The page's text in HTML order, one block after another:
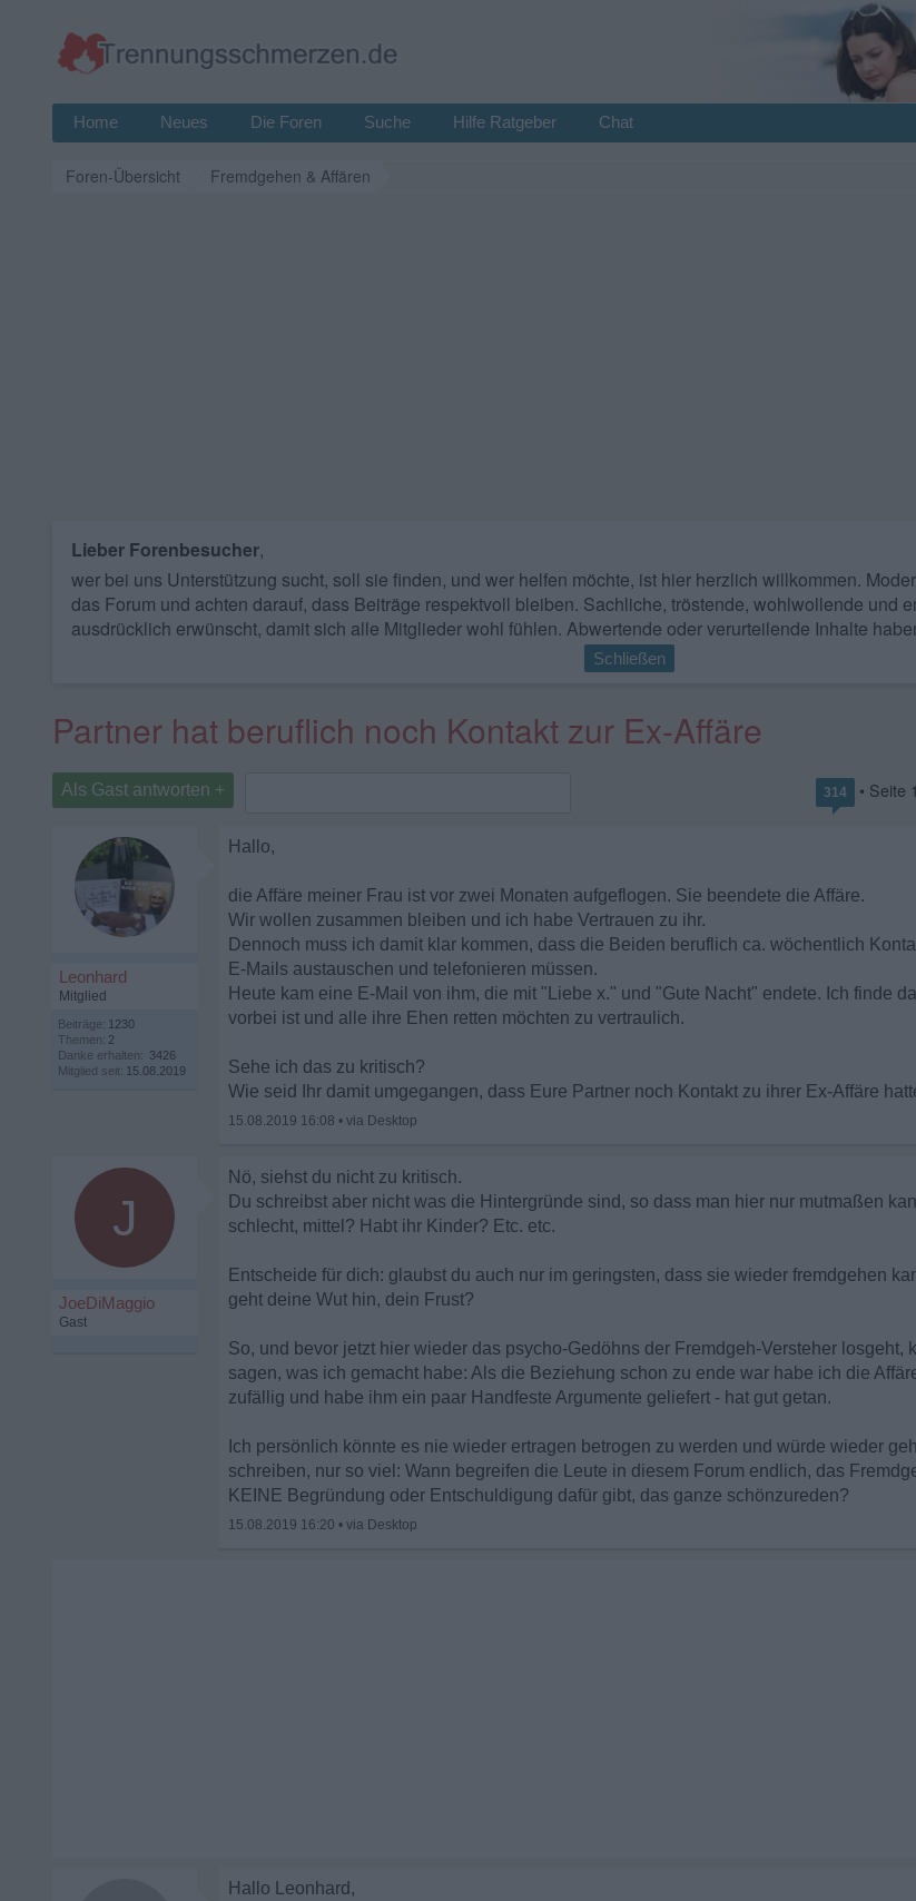
Home Neues Die Foren Suche Hilfe Ratgeber Chat
Foren-Übersicht Fremdgehen & Affären
Lieber Forenbesucher,
wer bei uns Unterstützung sucht, soll sie finden, und wer helfen möchte, ist hier herzlich willkommen.
das Forum und achten darauf, dass Beiträge respektvoll bleiben. Sachliche, tröstende, wohlwollende und
ausdrücklich erwünscht, damit sich alle Mitglieder wohl fühlen. Abwertende oder verurteilende Inhalte
Schließen
Partner hat beruflich noch Kontakt zur Ex-Affäre
Als Gast antworten + 314 • Seite 1
Leonhard
Mitglied
Beiträge: 1230
Themen: 2
Danke erhalten: 3426
Mitglied seit: 15.08.2019
Hallo,
die Affäre meiner Frau ist vor zwei Monaten aufgeflogen. Sie beendete die Affäre.
Wir wollen zusammen bleiben und ich habe Vertrauen zu ihr.
Dennoch muss ich damit klar kommen, dass die Beiden beruflich ca. wöchentlich
E-Mails austauschen und telefonieren müssen.
Heute kam eine E-Mail von ihm, die mit "Liebe x." und "Gute Nacht" endete. Ich finde
vorbei ist und alle ihre Ehen retten möchten zu vertraulich.
Sehe ich das zu kritisch?
Wie seid Ihr damit umgegangen, dass Eure Partner noch Kontakt zu ihrer Ex-Affäre
15.08.2019 16:08 •
J
JoeDiMaggio
Gast
Nö, siehst du nicht zu kritisch.
Du schreibst aber nicht was die Hintergründe sind, so dass man hier nur mutmaßen
schlecht, mittel? Habt ihr Kinder? Etc. etc.
Entscheide für dich: glaubst du auch nur im geringsten, dass sie wieder fremdgehen
geht deine Wut hin, dein Frust?
So, und bevor jetzt hier wieder das psycho-Gedöhns der Fremdgeh-Versteher losgeht,
sagen, was ich gemacht habe: Als die Beziehung schon zu ende war habe ich die
zufällig und habe ihm ein paar Handfeste Argumente geliefert - hat gut getan.
Ich persönlich könnte es nie wieder ertragen betrogen zu werden und würde wieder
schreiben, nur so viel: Wann begreifen die Leute in diesem Forum endlich, das
KEINE Begründung oder Entschuldigung dafür gibt, das ganze schönzureden?
15.08.2019 16:20 •